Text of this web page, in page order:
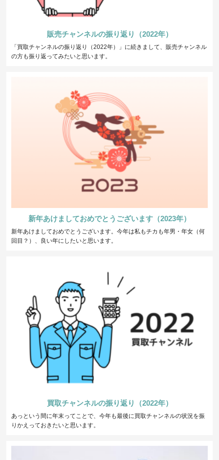
販売チャンネルの振り返り（2022年）
「買取チャンネルの振り返り（2022年）」に続きまして、販売チャンネル
の方も振り返ってみたいと思います。
新年あけましておめでとうございます（2023年）
新年あけましておめでとうございます。今年は私もチカも年男・年女（何
回目？）、良い年にしたいと思います。
買取チャンネルの振り返り（2022年）
あっという間に年末ってことで、今年も最後に買取チャンネルの状況を振
りかえっておきたいと思います。